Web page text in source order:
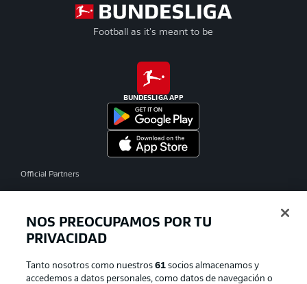
Football as it's meant to be
BUNDESLIGA APP
Official Partners
NOS PREOCUPAMOS POR TU
PRIVACIDAD
Tanto nosotros como nuestros61 socios almacenamos y
accedemos a datos personales, como datos de navegación o